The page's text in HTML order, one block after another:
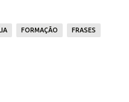
FORMAÇÃO FRASES